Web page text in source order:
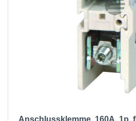
Anschlussklemme, 160A, 1p,